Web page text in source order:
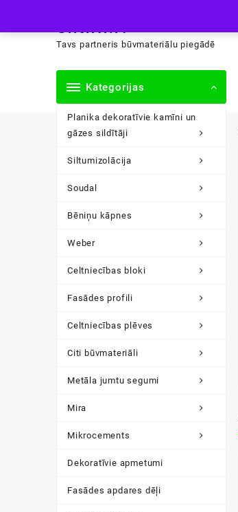
content
siltini.lv
Tavs partneris būvmateriālu piegādē
Kategorijas
Planika dekoratīvie kamīni un
gāzes sildītāji
Siltumizolācija
Soudal
Bēniņu kāpnes
Weber
Celtniecības bloki
Fasādes profili
Celtniecības plēves
Citi būvmateriāli
Metāla jumtu segumi
Mira
Mikrocements
Dekoratīvie apmetumi
Fasādes apdares dēļi